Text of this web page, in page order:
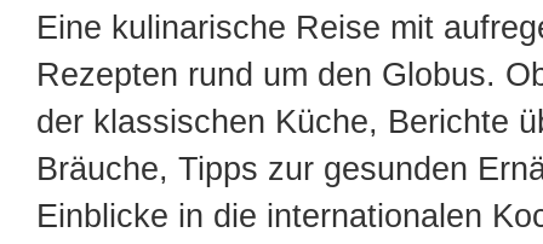
Eine kulinarische Reise mit
Rezepten rund um den Globus.
der klassischen Küche, Berichte
Bräuche, Tipps zur gesunden
Einblicke in die internationalen